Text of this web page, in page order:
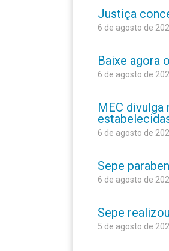
Justiça
6 de agosto de
Baixe agora
6 de agosto de
MEC
6 de agosto de
Sepe
6 de agosto de
Sepe
5 de agosto de